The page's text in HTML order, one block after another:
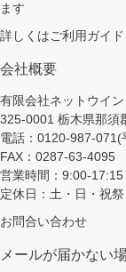
ます
詳しくはご利用ガイド
会社概要
有限会社ネットウイ
325-0001 栃木県那須
電話：0120-987-071(
FAX：0287-63-4095
営業時間：9:00-17:15
定休日：土・日・祝祭
お問合い合わせ
メールが届かない